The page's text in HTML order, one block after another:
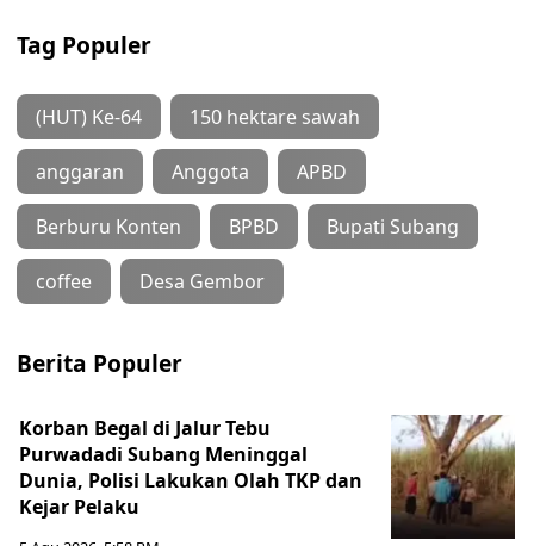
Tag Populer
(HUT) Ke-64 150 hektare sawah
anggaran Anggota APBD
Berburu Konten BPBD Bupati Subang
coffee Desa Gembor
Berita Populer
Korban Begal di Jalur Tebu
Purwadadi Subang Meninggal
Dunia, Polisi Lakukan Olah TKP dan
Kejar Pelaku